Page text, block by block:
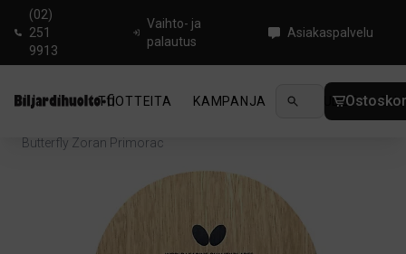
(02)
251
9913
Vaihto- ja
palautus
Asiakaspalvelu
TUOTTEITA KAMPANJA UUTUUDET
Butterfly Zoran Primorac